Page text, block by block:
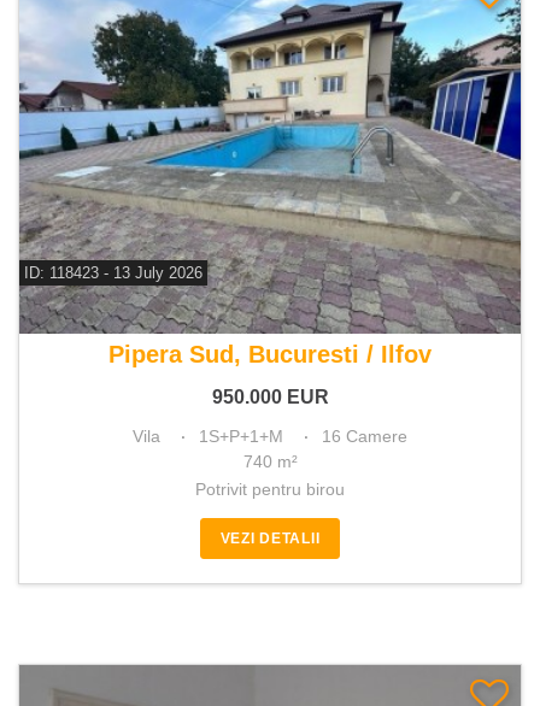
ID: 118423 - 13 July 2026
De vanzare vila 16 camere
Pipera Sud, Bucuresti / Ilfov
950.000 EUR
Vila 1S+P+1+M
16 Camere
740 m²
Potrivit pentru birou
VEZI DETALII